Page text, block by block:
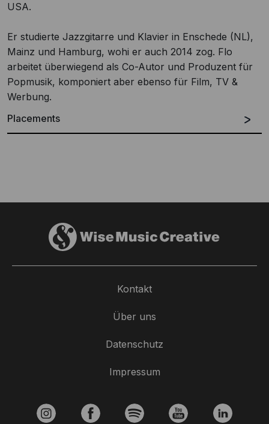
USA.
Er studierte Jazzgitarre und Klavier in Enschede (NL),
Mainz und Hamburg, wohi er auch 2014 zog. Flo
arbeitet überwiegend als Co-Autor und Produzent für
Popmusik, komponiert aber ebenso für Film, TV &
Werbung.
Placements
Nächste Ausfahrt Glück
Kontakt
Über uns
Datenschutz
Impressum